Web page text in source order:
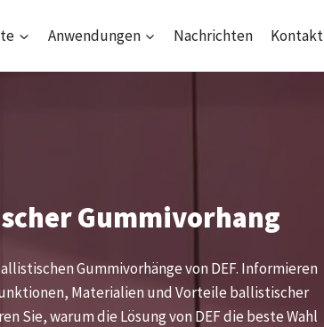
Anwendungen Nachrichten Kontakt
Gummivorhang
Gummivorhänge von DEF. Informieren
Materialien und Vorteile ballistischer
Sie, warum die Lösung von DEF die beste Wahl